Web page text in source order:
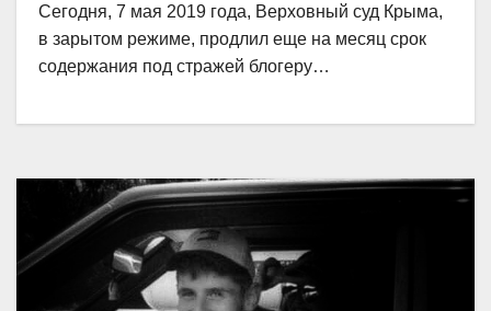
Сегодня, 7 мая 2019 года, Верховный суд Крыма,
в зарытом режиме, продлил еще на месяц срок
содержания под стражей блогеру…